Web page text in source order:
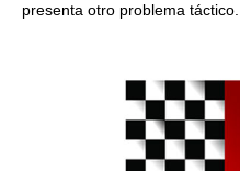
presenta otro problema táctico...